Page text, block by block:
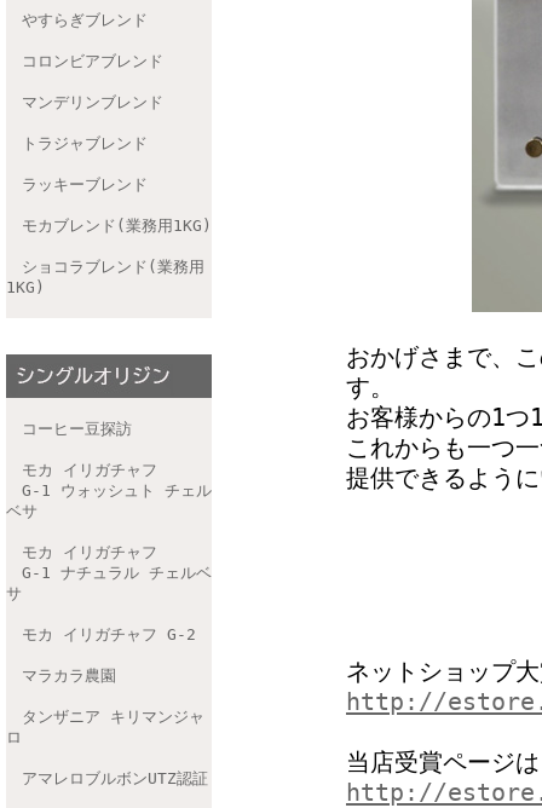
やすらぎブレンド
コロンビアブレンド
マンデリンブレンド
トラジャブレンド
ラッキーブレンド
モカブレンド(業務用1KG)
ショコラブレンド(業務用
1KG)
コーヒー豆探訪
モカ イリガチャフ
G-1 ウォッシュト チェル
ベサ
モカ イリガチャフ
G-1 ナチュラル チェルベ
サ
モカ イリガチャフ G-2
マラカラ農園
タンザニア キリマンジャ
ロ
アマレロブルボンUTZ認証
おかげさまで、
す。
お客様からの1つ
これからも一つ
提供できるよう
ネットショップ
http://
当店受賞ページ
http://